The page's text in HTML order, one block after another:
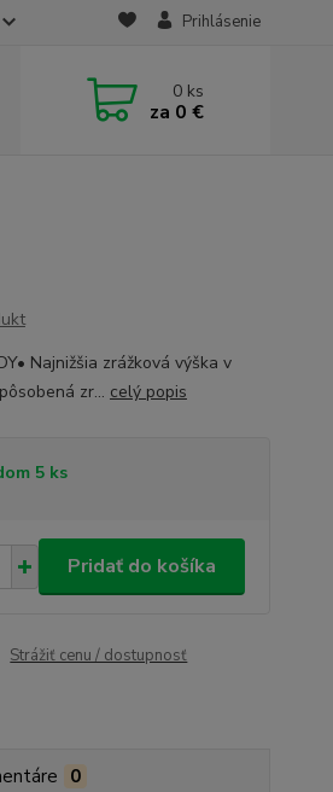
Prihlásenie
0 ks
za 0 €
Najnižšia zrážková výška v
zr... celý popis
5 ks
Pridať do košíka
Strážiť cenu / dostupnosť
0